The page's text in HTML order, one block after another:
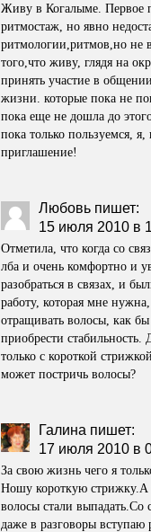
Живу в Когалыме. Первое
ритмостаж, но явно
ритмологии,ритмов,но не
того,что живу, глядя на
принять участие в
жизни. которые пока не
пока еще не дошла до
пока только пользуемся,
приглашение!
Любовь пишет:
15 июля 2010 в
Отметила, что когда со
лба и очень комфортно и
разобраться в связах, и
работу, которая мне
отращивать волосы, как
приобрести
только с короткой
может постричь волосы?
Галина пишет:
17 июля 2010 в
За свою жизнь чего я
Ношу короткую стрижку.А
волосы стали
даже в разговоры